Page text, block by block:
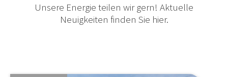
Unsere Energie teilen wir gern! Aktuelle
Neuigkeiten finden Sie hier.